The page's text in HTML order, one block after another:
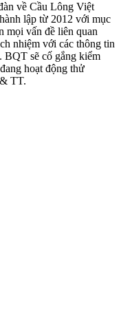
về Cầu Lông Việt
lập từ 2012 với mục
mọi vấn đề liên quan
nhiệm với các thông tin
BQT sẽ cố gắng kiểm
hoạt động thử
TT.